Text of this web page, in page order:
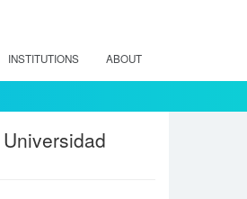
INSTITUTIONS ABOUT